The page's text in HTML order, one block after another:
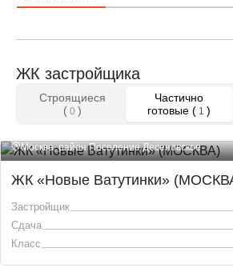
ЖК застройщика
Строящиеся
( 0 )
Частично
готовые ( 1 )
Москва, район Поселение Десеновское
ЖК «Новые Ватутинки»
Застройщик
Сдача
Класс